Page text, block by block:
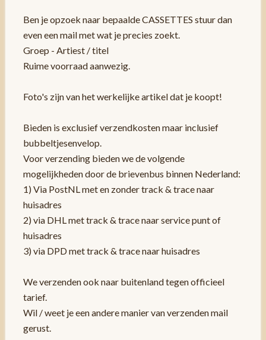
Ben je opzoek naar bepaalde CASSETTES stuur dan
even een mail met wat je precies zoekt.
Groep - Artiest / titel
Ruime voorraad aanwezig.
Foto's zijn van het werkelijke artikel dat je koopt!
Bieden is exclusief verzendkosten maar inclusief
bubbeltjesenvelop.
Voor verzending bieden we de volgende
mogelijkheden door de brievenbus binnen Nederland:
1) Via PostNL met en zonder track & trace naar
huisadres
2) via DHL met track & trace naar service punt of
huisadres
3) via DPD met track & trace naar huisadres
We verzenden ook naar buitenland tegen officieel
tarief.
Wil / weet je een andere manier van verzenden mail
gerust.